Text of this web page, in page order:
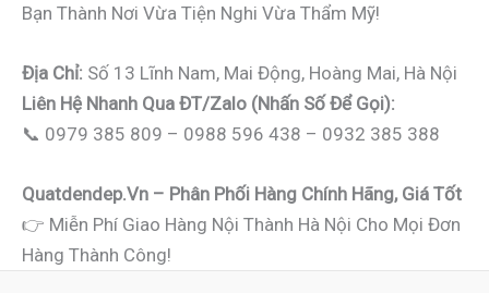
Bạn Thành Nơi Vừa Tiện Nghi Vừa Thẩm Mỹ!
Địa Chỉ: Số 13 Lĩnh Nam, Mai Động, Hoàng Mai, Hà Nội
Liên Hệ Nhanh Qua ĐT/Zalo (nhấn Số Để Gọi):
📞 0979 385 809 – 0988 596 438 – 0932 385 388
Quatdendep.vn – Phân Phối Hàng Chính Hãng, Giá Tốt
👉 Miễn Phí Giao Hàng Nội Thành Hà Nội Cho Mọi Đơn
Hàng Thành Công!